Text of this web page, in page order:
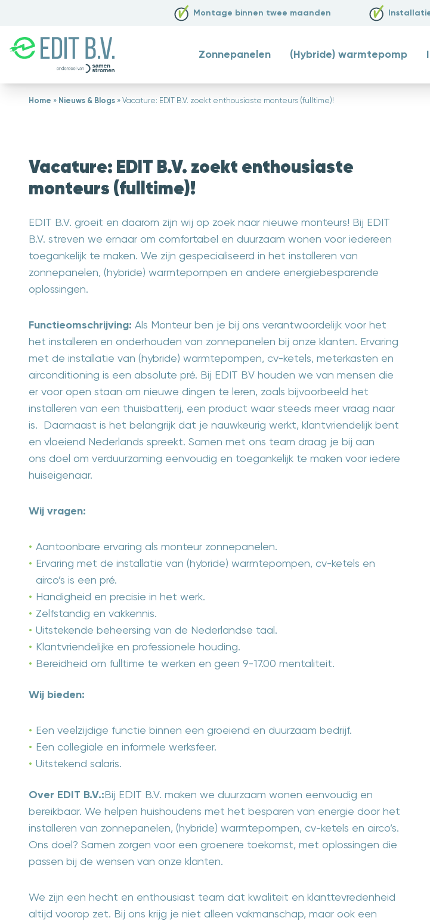
Montage binnen twee maanden
Zonnepanelen (Hybride) warmtepomp
Home » Nieuws & Blogs » Vacature: EDIT B.V. zoekt enthousiaste monteurs (fulltime)!
Vacature: EDIT B.V. zoekt enthousiaste
monteurs (fulltime)!
EDIT B.V. groeit en daarom zijn wij op zoek naar nieuwe monteurs! Bij EDIT
B.V. streven we ernaar om comfortabel en duurzaam wonen voor iedereen
toegankelijk te maken. We zijn gespecialiseerd in het installeren van
zonnepanelen, (hybride) warmtepompen en andere energiebesparende
oplossingen.
Functieomschrijving: Als Monteur ben je bij ons verantwoordelijk voor het
het installeren en onderhouden van zonnepanelen bij onze klanten. Ervaring
met de installatie van (hybride) warmtepompen, cv-ketels, meterkasten en
airconditioning is een absolute pré. Bij EDIT BV houden we van mensen die
er voor open staan om nieuwe dingen te leren, zoals bijvoorbeeld het
installeren van een thuisbatterij, een product waar steeds meer vraag naar
is. Daarnaast is het belangrijk dat je nauwkeurig werkt, klantvriendelijk bent
en vloeiend Nederlands spreekt. Samen met ons team draag je bij aan
ons doel om verduurzaming eenvoudig en toegankelijk te maken voor iedere
huiseigenaar.
Wij vragen:
Aantoonbare ervaring als monteur zonnepanelen.
Ervaring met de installatie van (hybride) warmtepompen, cv-ketels en
airco’s is een pré.
Handigheid en precisie in het werk.
Zelfstandig en vakkennis.
Uitstekende beheersing van de Nederlandse taal.
Klantvriendelijke en professionele houding.
Bereidheid om fulltime te werken en geen 9-17.00 mentaliteit.
Wij bieden:
Een veelzijdige functie binnen een groeiend en duurzaam bedrijf.
Een collegiale en informele werksfeer.
Uitstekend salaris.
Over EDIT B.V.: Bij EDIT B.V. maken we duurzaam wonen eenvoudig en
bereikbaar. We helpen huishoudens met het besparen van energie door het
installeren van zonnepanelen, (hybride) warmtepompen, cv-ketels en airco’s.
Ons doel? Samen zorgen voor een groenere toekomst, met oplossingen die
passen bij de wensen van onze klanten.
We zijn een hecht en enthousiast team dat kwaliteit en klanttevredenheid
altijd voorop zet. Bij ons krijg je niet alleen vakmanschap, maar ook een